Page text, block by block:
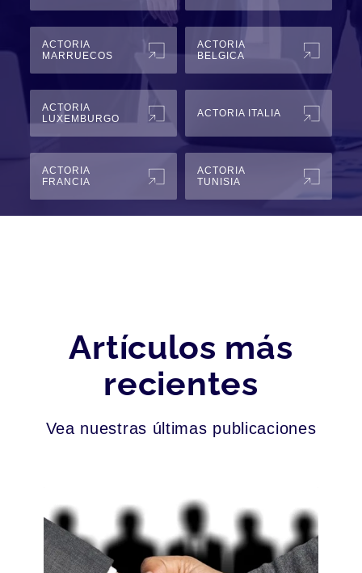
ACTORIA
MARRUECOS
ACTORIA
BELGICA
ACTORIA
LUXEMBURGO
ACTORIA ITALIA
ACTORIA
FRANCIA
ACTORIA
TUNISIA
Artículos más
recientes
Vea nuestras últimas publicaciones